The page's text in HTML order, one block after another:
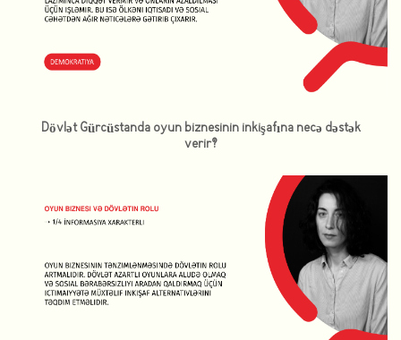
Dövlət Gürcüstanda oyun biznesinin inkişafına necə dəstək
verir?